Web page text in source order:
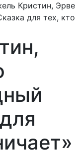
Кристин, Эрве
для тех, кто